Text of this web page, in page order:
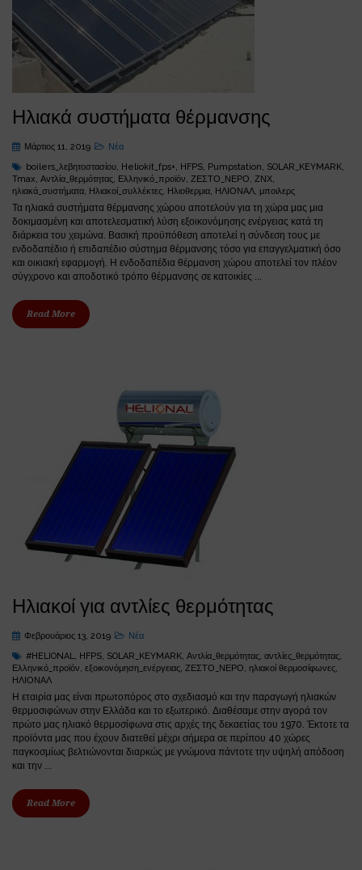
Ηλιακά συστήματα θέρμανσης
Μάρτιος 11, 2019
Νέα
boilers_λεβητοστασίου, Heliokit_fps+, HFPS, Pumpstation, SOLAR_KEYMARK,
Tmax, Αντλία_θερμότητας, Ελληνικό_προϊόν, ΖΕΣΤΟ_ΝΕΡΟ, ΖΝΧ,
ηλιακά_συστήματα, Ηλιακοί_συλλέκτες, Ηλιοθερμια, ΗΛΙΟΝΑΛ, μποιλερς
Τα ηλιακά συστήματα θέρμανσης χώρου αποτελούν για τη χώρα μας μια
δοκιμασμένη και αποτελεσματική λύση εξοικονόμησης ενέργειας κατά τη
διάρκεια του χειμώνα. Βασική προϋπόθεση αποτελεί η σύνδεση τους με
ενδοδαπέδιο ή επιδαπέδιο σύστημα θέρμανσης τόσο για επαγγελματική όσο
και οικιακή εφαρμογή. Η ενδοδαπέδια θέρμανση χώρου αποτελεί τον πλέον
σύγχρονο και αποδοτικό τρόπο θέρμανσης σε κατοικίες ...
Read More
Ηλιακοί για αντλίες θερμότητας
Φεβρουάριος 13, 2019
Νέα
#HELIONAL, HFPS, SOLAR_KEYMARK, Αντλία_θερμότητας, αντλίες_θερμότητας,
Ελληνικό_προϊόν, εξοικονόμηση_ενέργειας, ΖΕΣΤΟ_ΝΕΡΟ, ηλιακοί θερμοσίφωνες,
ΗΛΙΟΝΑΛ
Η εταιρία μας είναι πρωτοπόρος στο σχεδιασμό και την παραγωγή ηλιακών
θερμοσιφώνων στην Ελλάδα και το εξωτερικό. Διαθέσαμε στην αγορά τον
πρώτο μας ηλιακό θερμοσίφωνα στις αρχές της δεκαετίας του 1970. Έκτοτε τα
προϊόντα μας που έχουν διατεθεί μέχρι σήμερα σε περίπου 40 χώρες
παγκοσμίως βελτιώνονται διαρκώς με γνώμονα πάντοτε την υψηλή απόδοση
και την ...
Read More